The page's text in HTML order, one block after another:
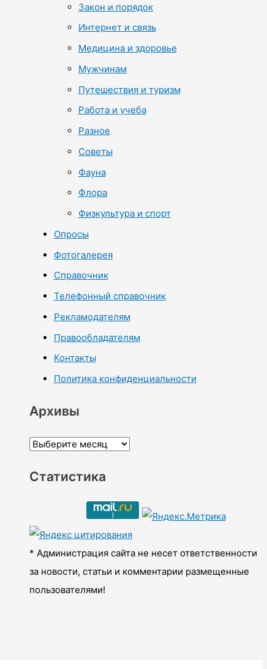
Закон и порядок
Интернет и связь
Медицина и здоровье
Мужчинам
Путешествия и туризм
Работа и учеба
Разное
Советы
Фауна
Флора
Физкультура и спорт
Опросы
Фотогалерея
Справочник
Телефонный справочник
Рекламодателям
Правообладателям
Контакты
Политика конфиденциальности
Архивы
А
х
ы
Статистика
* Администрация сайта не несет ответственности
за новости, статьи и комментарии размещенные
пользователями!